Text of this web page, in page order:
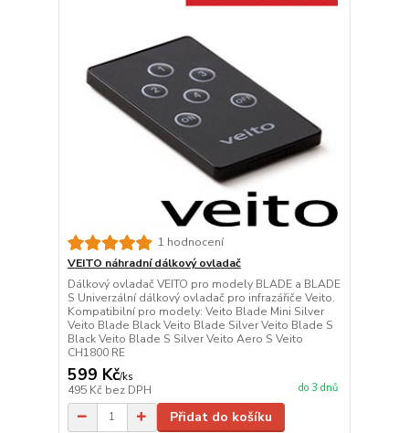
1 hodnocení
VEITO náhradní dálkový ovladač
Dálkový ovladač VEITO pro modely BLADE a BLADE
S Univerzální dálkový ovladač pro infrazářiče Veito.
Kompatibilní pro modely: Veito Blade Mini Silver
Veito Blade Black Veito Blade Silver Veito Blade S
Black Veito Blade S Silver Veito Aero S Veito
CH1800 RE
599 Kč/ks
495 Kč bez DPH do 3 dnů
Přidat do košíku